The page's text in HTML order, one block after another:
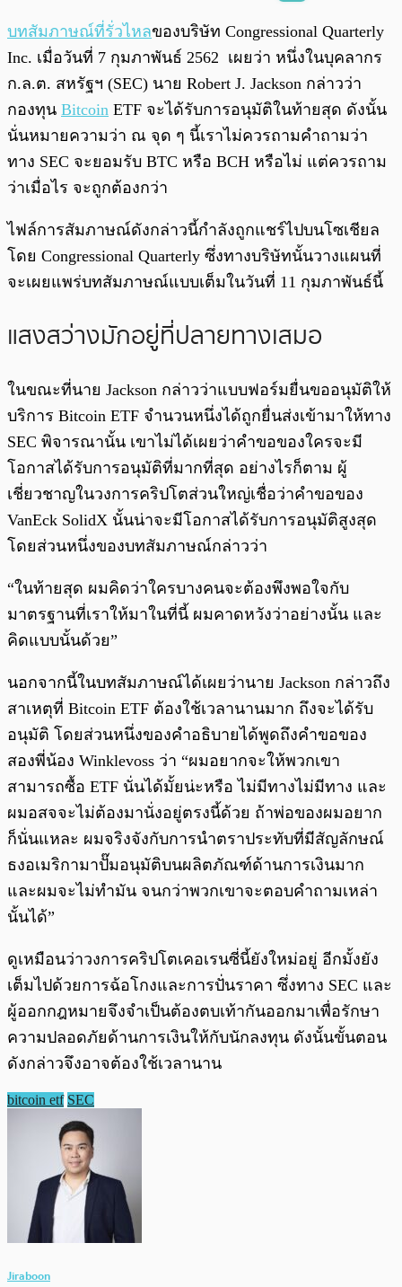
พร้อมเล่น
บทสัมภาษณ์ที่รั่วไหลของบริษัท Congressional Quarterly
Inc. เมื่อวันที่ 7 กุมภาพันธ์ 2562 เผยว่า หนึ่งในบุคลากร
ก.ล.ต. สหรัฐฯ (SEC) นาย Robert J. Jackson กล่าวว่า
กองทุน Bitcoin ETF จะได้รับการอนุมัติในท้ายสุด ดังนั้น
นั่นหมายความว่า ณ จุด ๆ นี้เราไม่ควรถามคำถามว่า
ทาง SEC จะยอมรับ BTC หรือ BCH หรือไม่ แต่ควรถาม
ว่าเมื่อไร จะถูกต้องกว่า
ไฟล์การสัมภาษณ์ดังกล่าวนี้กำลังถูกแชร์ไปบนโซเชียล
โดย Congressional Quarterly ซึ่งทางบริษัทนั้นวางแผนที่
จะเผยแพร่บทสัมภาษณ์แบบเต็มในวันที่ 11 กุมภาพันธ์นี้
แสงสว่างมักอยู่ที่ปลายทางเสมอ
ในขณะที่นาย Jackson กล่าวว่าแบบฟอร์มยื่นขออนุมัติให้
บริการ Bitcoin ETF จำนวนหนึ่งได้ถูกยื่นส่งเข้ามาให้ทาง
SEC พิจารณานั้น เขาไม่ได้เผยว่าคำขอของใครจะมี
โอกาสได้รับการอนุมัติที่มากที่สุด อย่างไรก็ตาม ผู้
เชี่ยวชาญในวงการคริปโตส่วนใหญ่เชื่อว่าคำขอของ
VanEck SolidX นั้นน่าจะมีโอกาสได้รับการอนุมัติสูงสุด
โดยส่วนหนึ่งของบทสัมภาษณ์กล่าวว่า
“ในท้ายสุด ผมคิดว่าใครบางคนจะต้องพึงพอใจกับ
มาตรฐานที่เราให้มาในที่นี้ ผมคาดหวังว่าอย่างนั้น และ
คิดแบบนั้นด้วย”
นอกจากนี้ในบทสัมภาษณ์ได้เผยว่านาย Jackson กล่าวถึง
สาเหตุที่ Bitcoin ETF ต้องใช้เวลานานมาก ถึงจะได้รับ
อนุมัติ โดยส่วนหนึ่งของคำอธิบายได้พูดถึงคำขอของ
สองพี่น้อง Winklevoss ว่า “ผมอยากจะให้พวกเขา
สามารถซื้อ ETF นั่นได้มั้ยน่ะหรือ ไม่มีทางไม่มีทาง และ
ผมอสจจะไม่ต้องมานั่งอยู่ตรงนี้ด้วย ถ้าพ่อของผมอยาก
ก็นั่นแหละ ผมจริงจังกับการนำตราประทับที่มีสัญลักษณ์
ธงอเมริกามาปั๊มอนุมัติบนผลิตภัณฑ์ด้านการเงินมาก
และผมจะไม่ทำมัน จนกว่าพวกเขาจะตอบคำถามเหล่า
นั้นได้”
ดูเหมือนว่าวงการคริปโตเคอเรนซี่นี้ยังใหม่อยู่ อีกมั้งยัง
เต็มไปด้วยการฉ้อโกงและการปั่นราคา ซึ่งทาง SEC และ
ผู้ออกกฎหมายจึงจำเป็นต้องตบเท้ากันออกมาเพื่อรักษา
ความปลอดภัยด้านการเงินให้กับนักลงทุน ดังนั้นขั้นตอน
ดังกล่าวจึงอาจต้องใช้เวลานาน
bitcoin etf SEC
Jiraboon